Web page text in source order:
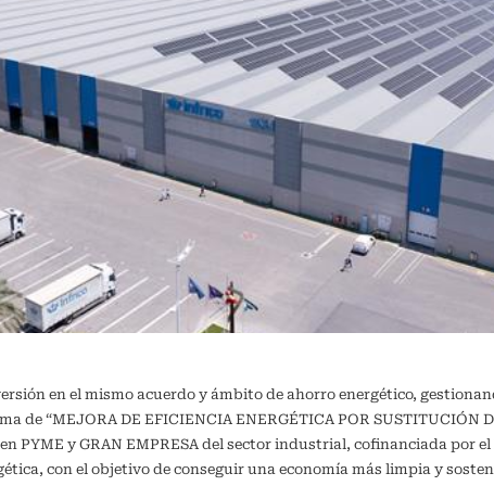
en el mismo acuerdo y ámbito de ahorro energético,
“MEJORA DE EFICIENCIA ENERGÉTICA POR SUSTITUCIÓN
PYME y GRAN EMPRESA del sector industrial, cofinanciada por
con el objetivo de conseguir una economía más limpia y